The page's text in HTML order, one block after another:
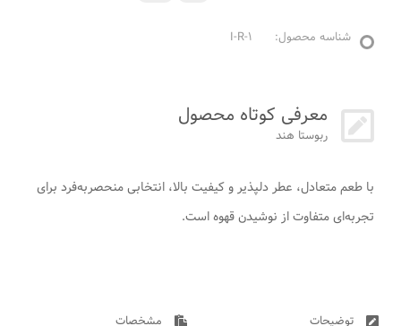
شناسه محصول: I-R-1
معرفی کوتاه محصول
ربوستا هند
با طعم متعادل، عطر دلپذیر و کیفیت بالا، انتخابی منحصربه‌فرد برای
تجربه‌ای متفاوت از نوشیدن قهوه است.
توضیحات مشخصات